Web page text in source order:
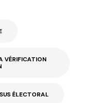
VÉRIFICATION
ÉLECTORAL